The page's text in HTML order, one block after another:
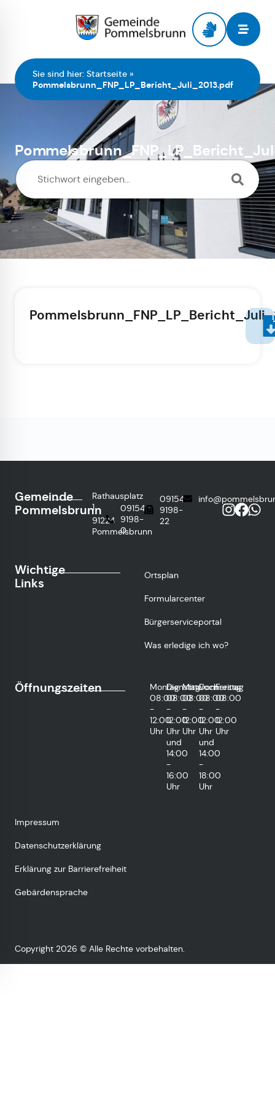
Sie sind hier: Startseite »
Pommelsbrunn_FNP_LP_Bericht_Juli_2013.pdf
Gemeinde
Pommelsbrunn
Rathausplatz
1
91224
Pommelsbrunn
09154
9198-
0
09154
9198-
22
Wichtige
Links
Ortsplan
Formularcenter
Bürgerserviceportal
Was erledige ich wo?
Öffnungszeiten
Montag
08:00
-
12:00
Uhr
Dienstag
08:00
-
12:00
Uhr
und
14:00
-
16:00
Uhr
Mittwoch
08:00
-
12:00
Uhr
Donnerstag
08:00
-
12:00
Uhr
und
14:00
-
18:00
Uhr
Freitag
08:00
-
12:00
Uhr
Impressum
Datenschutzerklärung
Erklärung zur Barrierefreiheit
Gebärdensprache
Copyright 2026 © Alle Rechte vorbehalten.